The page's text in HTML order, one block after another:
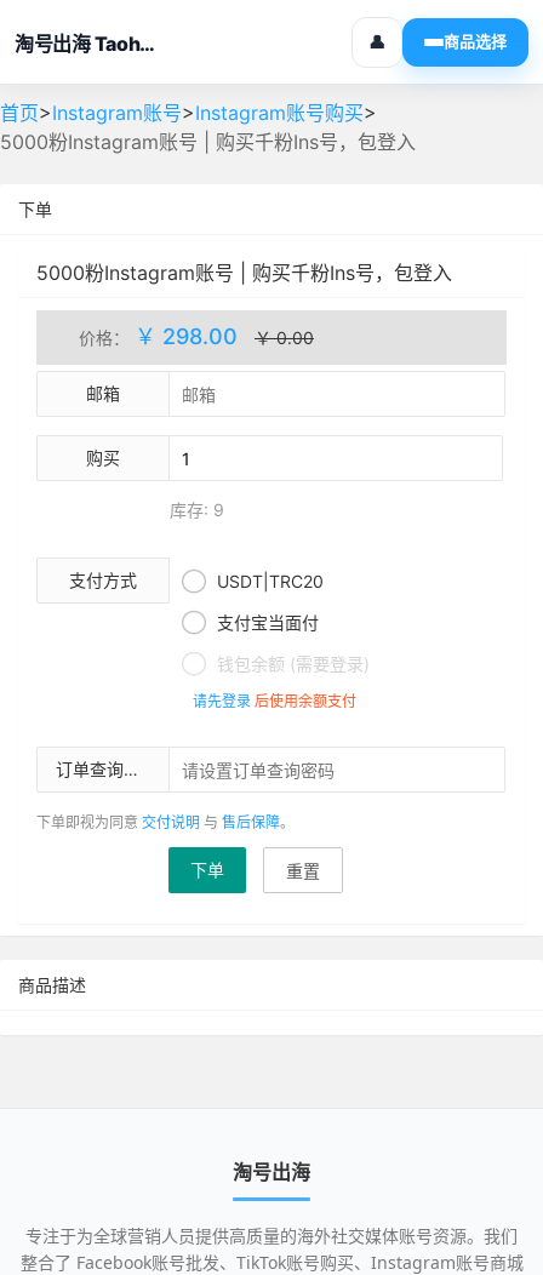
淘号出海 Taohaochuhai 👤 商品选择
首页>Instagram账号>Instagram账号购买>
5000粉Instagram账号 | 购买千粉Ins号，包登入
下单
5000粉Instagram账号 | 购买千粉Ins号，包登入
人工处理 库存(9)
价格： ￥ 298.00 ￥ 0.00
邮箱
购买
库存: 9
支付方式  USDT|TRC20
 支付宝当面付
 钱包余额 (需要登录)
请先登录 后使用余额支付
订单查询密码
下单即视为同意 交付说明 与 售后保障。
下单 重置
商品描述
淘号出海
专注于为全球营销人员提供高质量的海外社交媒体账号资源。我们
整合了 Facebook账号批发、TikTok账号购买、Instagram账号商城